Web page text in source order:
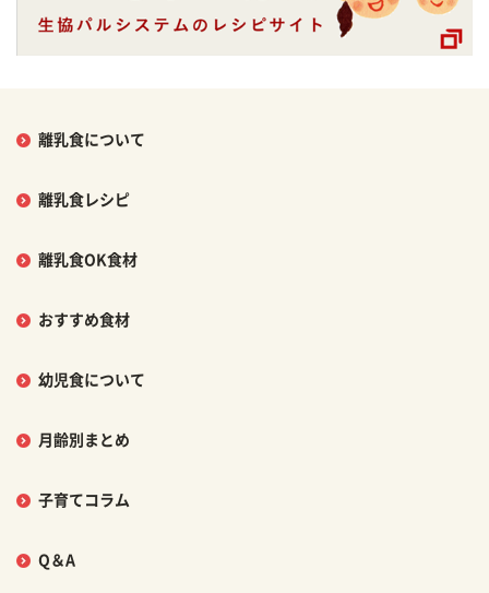
離乳食について
離乳食レシピ
離乳食OK食材
おすすめ食材
幼児食について
月齢別まとめ
子育てコラム
Q＆A